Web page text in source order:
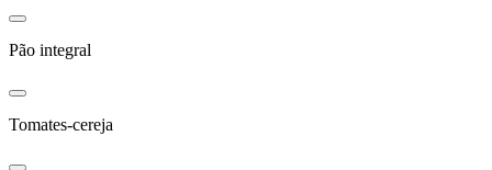
Pão integral
Tomates-cereja